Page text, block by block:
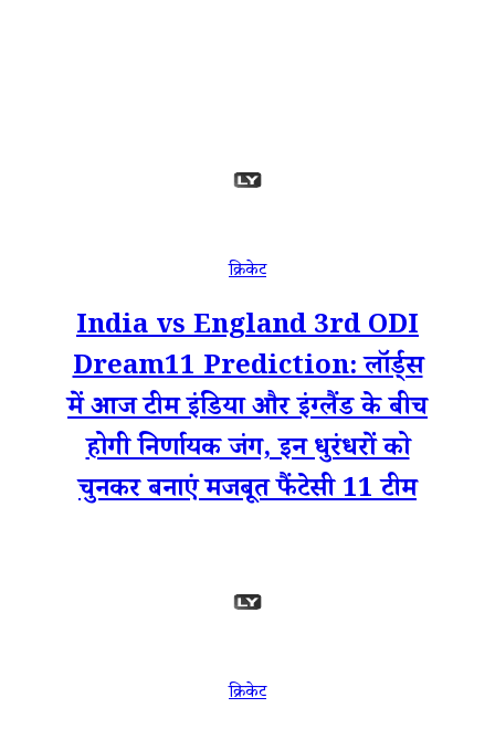
क्रिकेट
India vs England 3rd ODI
Dream11 Prediction: लॉर्ड्स
में आज टीम इंडिया और इंग्लैंड के बीच
होगी निर्णायक जंग, इन धुरंधरों को
चुनकर बनाएं मजबूत फैंटेसी 11 टीम
क्रिकेट